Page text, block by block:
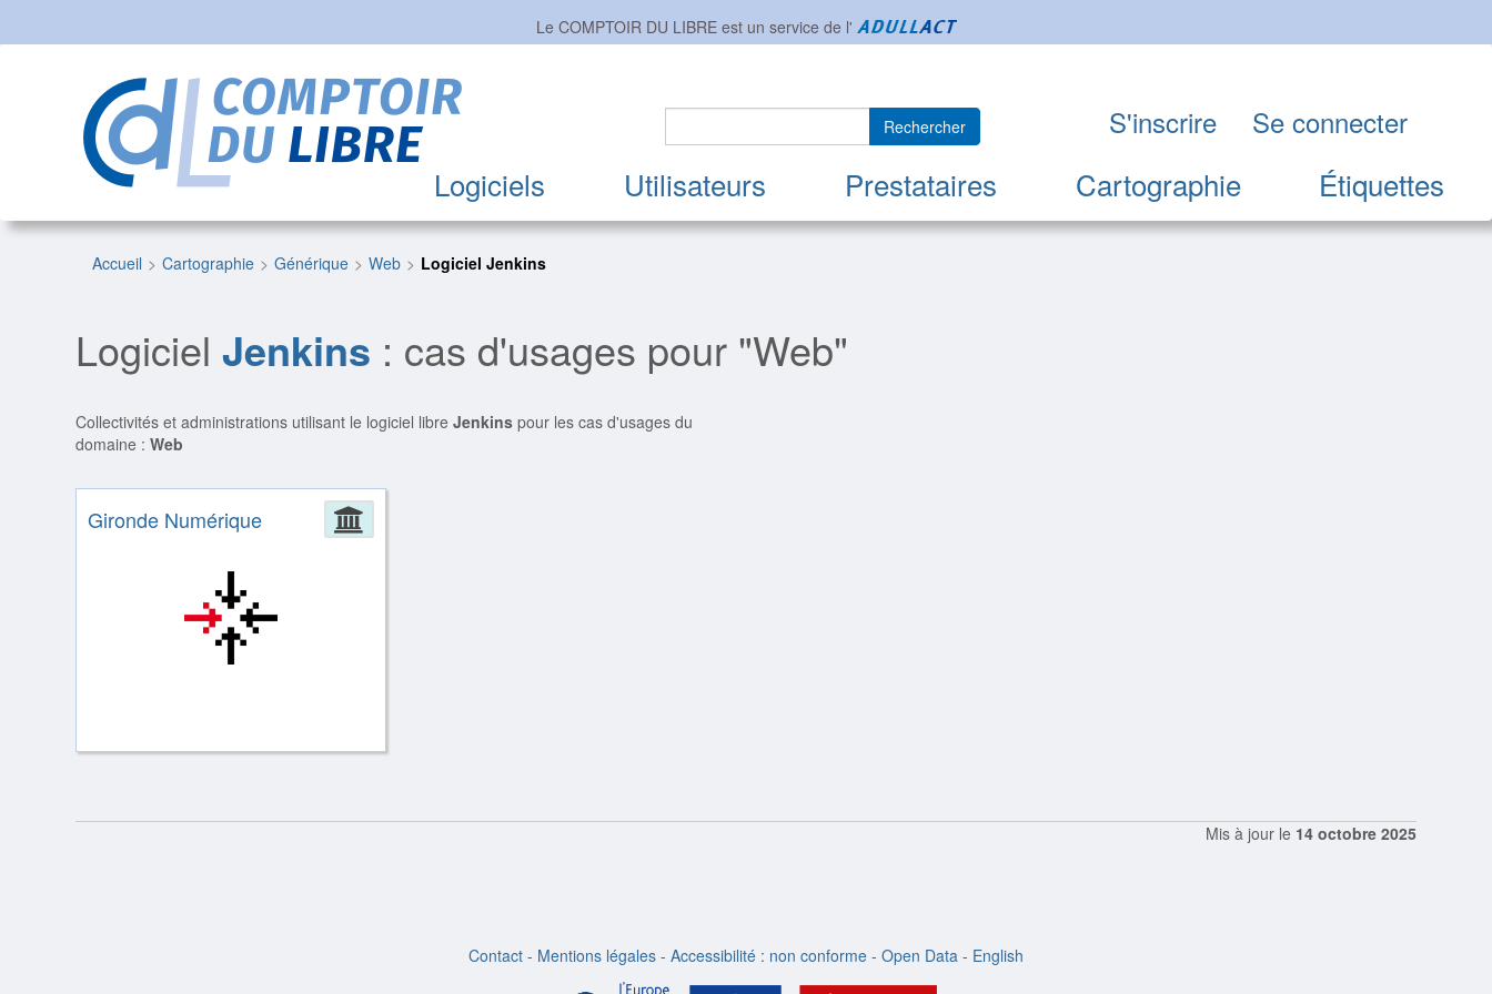
Le COMPTOIR DU LIBRE est un service de l'
Logiciels Utilisateurs Prestataires Cartographie Étiquettes
Rechercher S'inscrire Se connecter
Accueil Cartographie Générique Web Logiciel Jenkins
LogicielJenkins : cas d'usages pour "Web"
Collectivités et administrations utilisant le logiciel libreJenkins pour les cas d'usages du
domaine :Web
Administration
Gironde Numérique
Mis à jour le 14 octobre 2025
Contact - Mentions légales - Accessibilité : non conforme - Open Data - English